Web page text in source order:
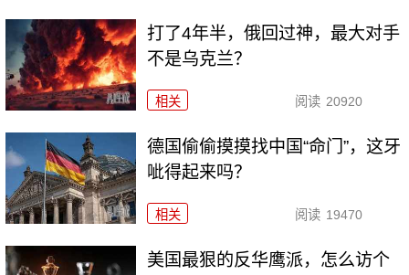
打了4年半，俄回过神，最大对手
不是乌克兰？
相关 阅读 20920
德国偷偷摸摸找中国“命门”，这牙
呲得起来吗？
相关 阅读 19470
美国最狠的反华鹰派，怎么访个